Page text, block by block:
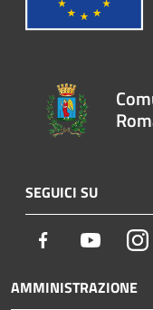
SEGUICI SU
Facebook Youtube
AMMINISTRAZIONE